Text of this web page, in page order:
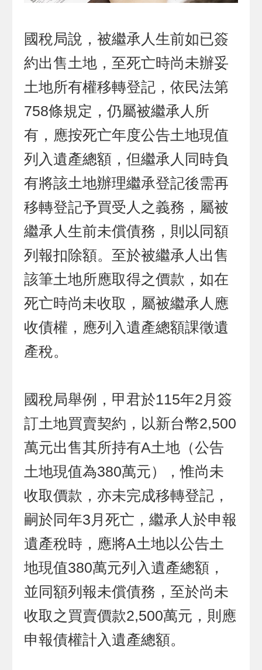
國稅局說，被繼承人生前如已簽
約出售土地，至死亡時尚未辦妥
土地所有權移轉登記，依民法第
758條規定，仍屬被繼承人所
有，應按死亡年度公告土地現值
列入遺產總額，但繼承人同時負
有將該土地辦理繼承登記後需再
移轉登記予買受人之義務，屬被
繼承人生前未償債務，則以同額
列報扣除額。至於被繼承人出售
該筆土地所應取得之價款，如在
死亡時尚未收取，屬被繼承人應
收債權，應列入遺產總額課徵遺
產稅。
國稅局舉例，甲君於115年2月簽
訂土地買賣契約，以新台幣2,500
萬元出售其所持有A土地（公告
土地現值為380萬元），惟尚未
收取價款，亦未完成移轉登記，
嗣於同年3月死亡，繼承人於申報
遺產稅時，應將A土地以公告土
地現值380萬元列入遺產總額，
並同額列報未償債務，至於尚未
收取之買賣價款2,500萬元，則應
申報債權計入遺產總額。